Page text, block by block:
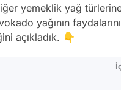
yemeklik yağ
yağının
açıkladık. 👇